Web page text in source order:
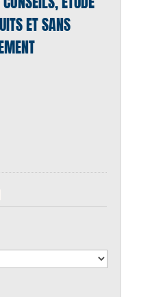
ET SANS